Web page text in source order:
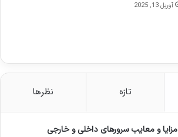
آوریل 13, 2025
تازه نظرها
مزایا و معایب سرورهای داخلی و خارجی